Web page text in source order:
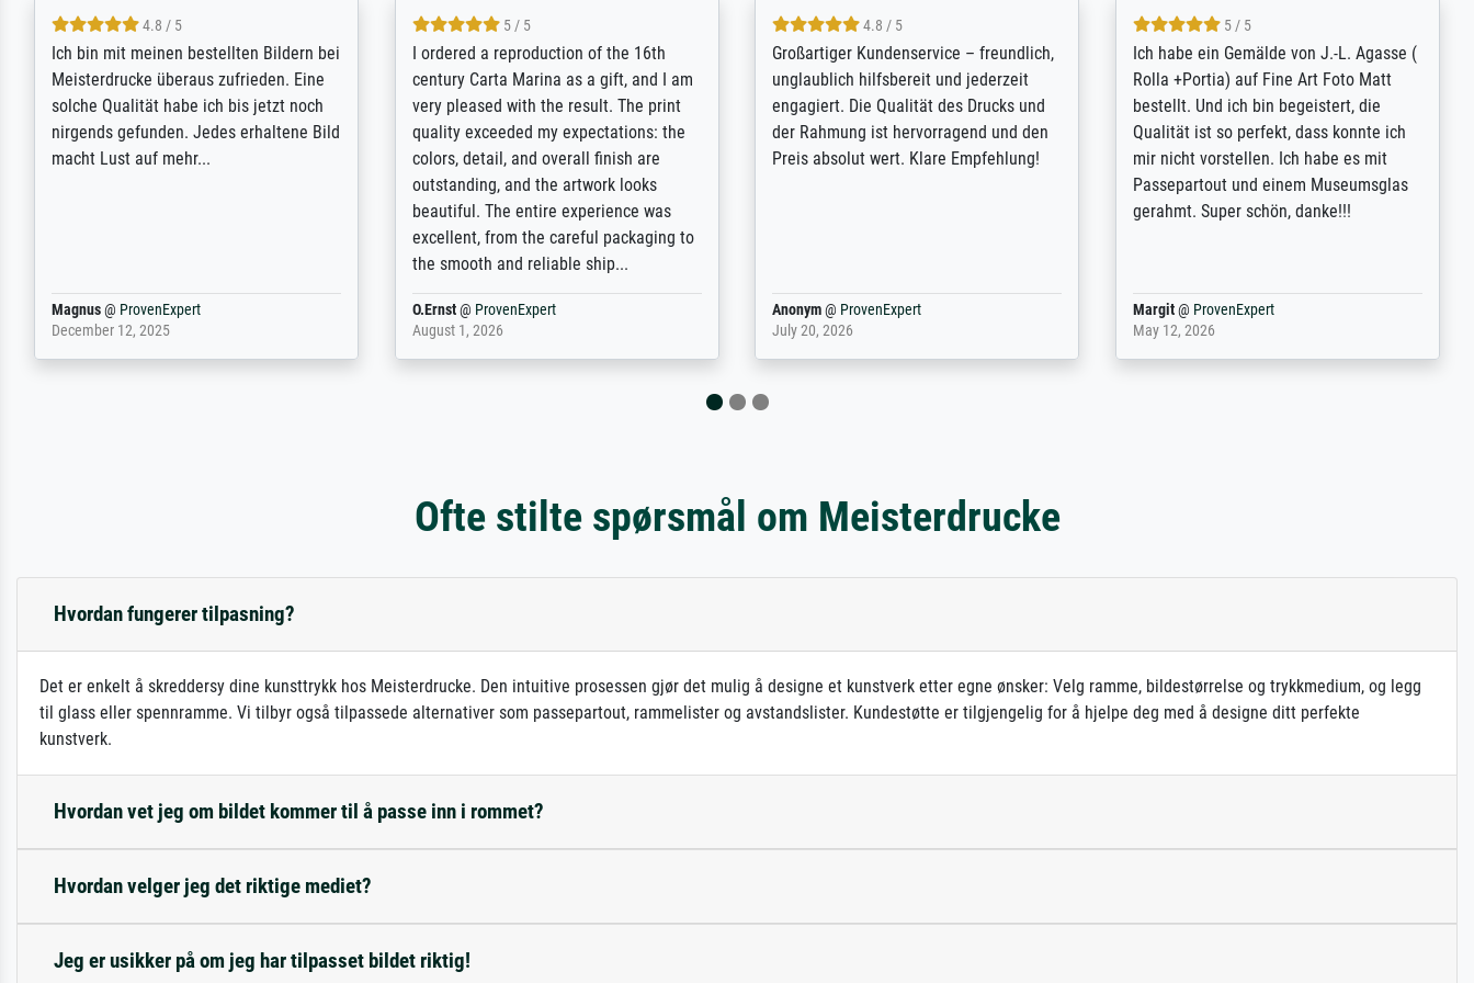
5 / 5
Rundum positive Erfahrung. Die
Ausführung des Auftrags hat eine Weile
gedauert, die angekündigte Lieferzeit
wurde aber letztlich sogar etwas
unterschritten. Die Qualität des Papiers
Dr.@ProvenExpert
February 3, 2026
5 / 5
The team at Meisterdrucke strives to
meet its clients demands, and provides
expert advice on how to obtain the best
results for the prints requested by the
client. The company has a vast
repertoire of prints to choose from, and
will provide excellent service also with
regards to prints which are not in that
repertoire. Highly recommended!
Anonym@ProvenExpert
April 22, 2026
5 / 5
Outstanding quality and customer
support. - the quality of the printing is
excellent and difficult to distinguish
from the real thing; it will be my go-to
for high-quality art prints from now on -
Anonym@ ProvenExpert
January 12, 2026
4.8 / 5
Qualité absolument irréprochable.
Extraordinaire diversité des thèmes
abordés et personnalisation des
demandes (recadrage, réajustement des
couleurs). Relation clientèle parfaite.
Transport, réception sans aucun
problème. Merci à toute l'équipe ! Hervé
Anonym@ProvenExpert
March 31, 2025
Ofte stilte spørsmål om Meisterdrucke
Hvordan fungerer tilpasning?
Det er enkelt å skreddersy dine kunsttrykk hos Meisterdrucke. Den intuitive prosessen gjør det mulig å designe et kunstverk etter egne ønsker: Velg ramme, bildestørrelse og trykkmedium, og legg
til glass eller spennramme. Vi tilbyr også tilpassede alternativer som passepartout, rammelister og avstandslister. Kundestøtte er tilgjengelig for å hjelpe deg med å designe ditt perfekte
kunstverk.
Hvordan vet jeg om bildet kommer til å passe inn i rommet?
Hvordan velger jeg det riktige mediet?
Jeg er usikker på om jeg har tilpasset bildet riktig!